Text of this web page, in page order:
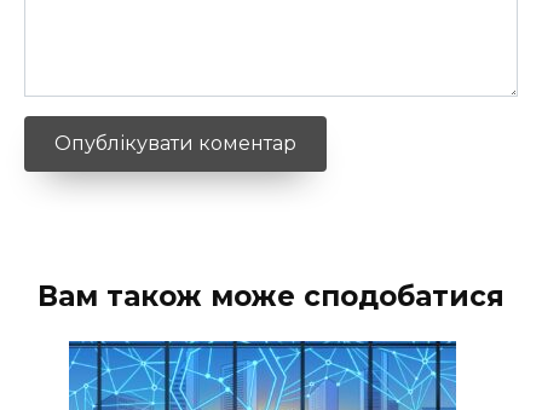
Вам також може сподобатися